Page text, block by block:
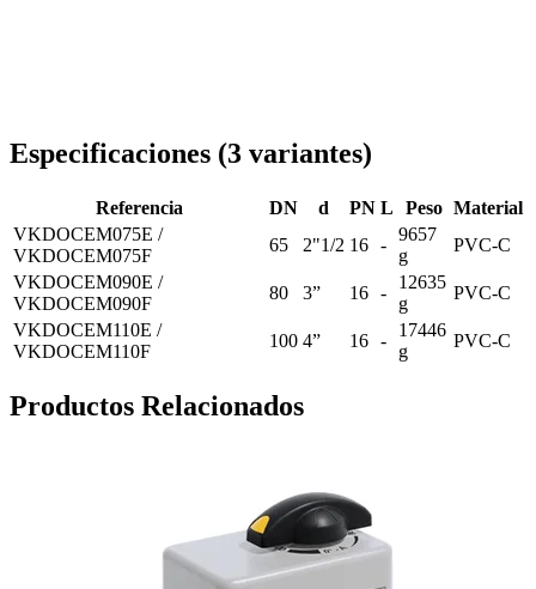
Especificaciones (3 variantes)
Referencia DN d PN L Peso Material
VKDOCEM075E /
VKDOCEM075F
65 2"1/2 16 -
9657
g
PVC-C
VKDOCEM090E /
VKDOCEM090F
80 3” 16 -
12635
g
PVC-C
VKDOCEM110E /
VKDOCEM110F
100 4” 16 -
17446
g
PVC-C
Productos Relacionados